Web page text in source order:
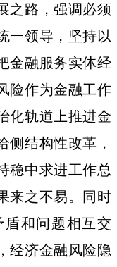
之路，强调必须
一领导，坚持以
金融服务实体经
险作为金融工作
化轨道上推进金
侧结构性改革，
稳中求进工作总
来之不易。同时
和问题相互交
经济金融风险隐